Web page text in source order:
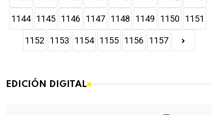
1144 1145 1146 1147 1148 1149 1150 1151
1152 1153 1154 1155 1156 1157
EDICIÓN DIGITAL